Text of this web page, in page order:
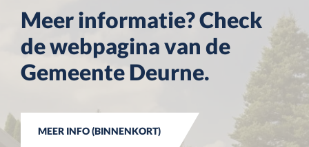
Meer informatie? Check
de webpagina van de
Gemeente Deurne.
MEER INFO (BINNENKORT)